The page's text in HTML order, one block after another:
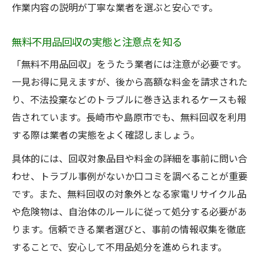
作業内容の説明が丁寧な業者を選ぶと安心です。
無料不用品回収の実態と注意点を知る
「無料不用品回収」をうたう業者には注意が必要です。
一見お得に見えますが、後から高額な料金を請求された
り、不法投棄などのトラブルに巻き込まれるケースも報
告されています。長崎市や島原市でも、無料回収を利用
する際は業者の実態をよく確認しましょう。
具体的には、回収対象品目や料金の詳細を事前に問い合
わせ、トラブル事例がないか口コミを調べることが重要
です。また、無料回収の対象外となる家電リサイクル品
や危険物は、自治体のルールに従って処分する必要があ
ります。信頼できる業者選びと、事前の情報収集を徹底
することで、安心して不用品処分を進められます。